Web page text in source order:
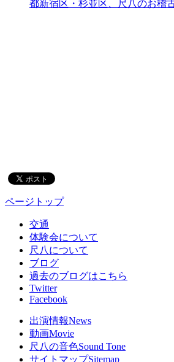
都新宿区・杉並区、尺八のお稽
ページトップ
交通
体験会について
尺八について
ブログ
過去のブログはこちら
Twitter
Facebook
出演情報News
動画Movie
尺八の音色Sound Tone
サイトマップSitemap